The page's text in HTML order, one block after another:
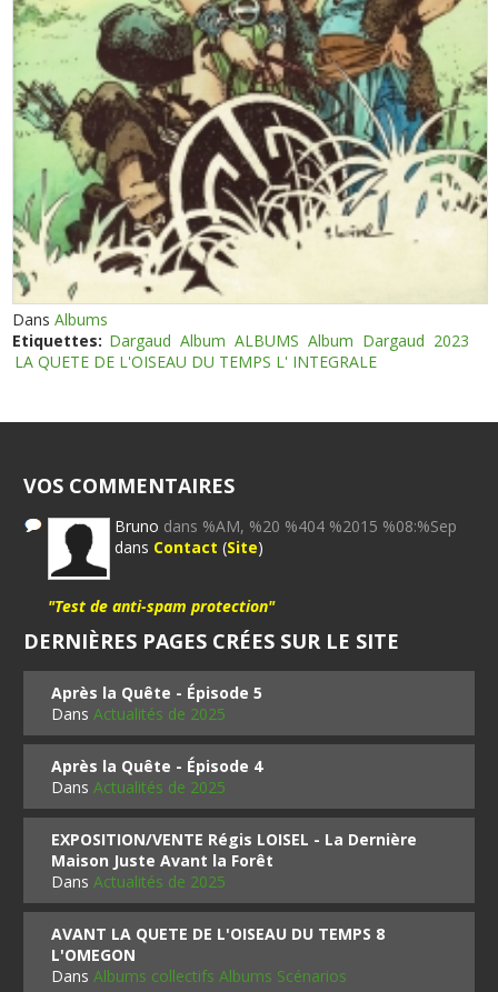
DansAlbums
Etiquettes: Dargaud Album ALBUMS Album Dargaud 2023
LA QUETE DE L'OISEAU DU TEMPS L' INTEGRALE
VOS COMMENTAIRES
Bruno dans %AM, %20 %404 %2015 %08:%Sep
dans Contact (Site)
"Test de anti-spam protection"
DERNIÈRES PAGES CRÉES SUR LE SITE
Après la Quête - Épisode 5
DansActualités de 2025
Après la Quête - Épisode 4
DansActualités de 2025
EXPOSITION/VENTE Régis LOISEL - La Dernière
Maison Juste Avant la Forêt
DansActualités de 2025
AVANT LA QUETE DE L'OISEAU DU TEMPS 8
L'OMEGON
DansAlbums collectifs Albums Scénarios